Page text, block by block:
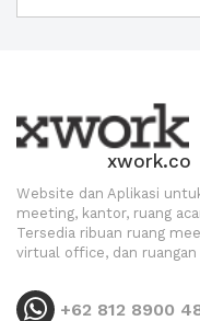
xwork.co
Website dan Aplikasi
meeting, kantor, ruang
Tersedia ribuan ruang
virtual office, dan
+62 812 8900